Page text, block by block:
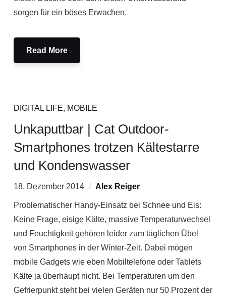
sorgen für ein böses Erwachen.
Read More
DIGITAL LIFE, MOBILE
Unkaputtbar | Cat Outdoor-
Smartphones trotzen Kältestarre
und Kondenswasser
18. Dezember 2014 Alex Reiger
Problematischer Handy-Einsatz bei Schnee und Eis:
Keine Frage, eisige Kälte, massive Temperaturwechsel
und Feuchtigkeit gehören leider zum täglichen Übel
von Smartphones in der Winter-Zeit. Dabei mögen
mobile Gadgets wie eben Mobiltelefone oder Tablets
Kälte ja überhaupt nicht. Bei Temperaturen um den
Gefrierpunkt steht bei vielen Geräten nur 50 Prozent der